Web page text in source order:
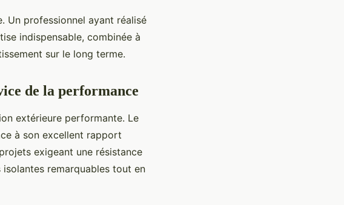
Un professionnel ayant réalisé
indispensable, combinée à
sur le long terme.
de la performance
extérieure performante. Le
à son excellent rapport
exigeant une résistance
remarquables tout en